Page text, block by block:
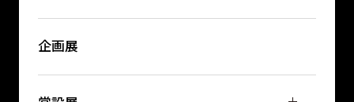
企画展